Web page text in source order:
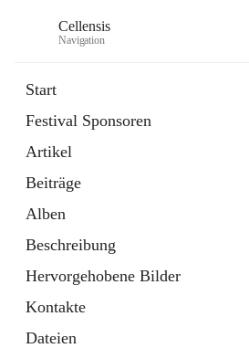
Cellensis
Navigation
Start
Festival Sponsoren
Artikel
Beiträge
Alben
Beschreibung
Hervorgehobene Bilder
Kontakte
Dateien
Festival Sponsoren